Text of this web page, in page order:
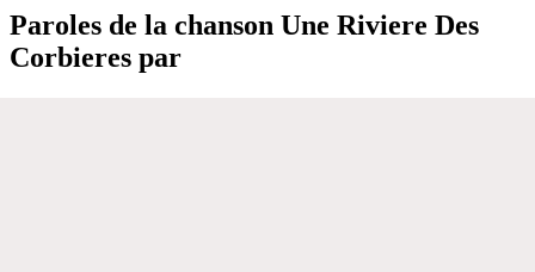
Paroles de la chanson Une Riviere Des
Corbieres par